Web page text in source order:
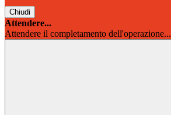
Chiudi
Attendere...
Attendere il completamento dell'operazione...